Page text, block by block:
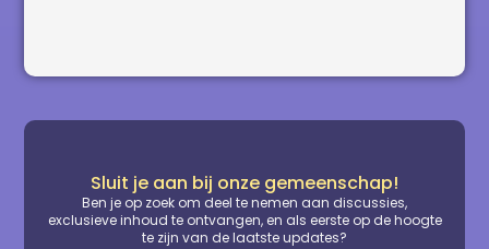
Sluit je aan bij onze gemeenschap!
Ben je op zoek om deel te nemen aan discussies,
exclusieve inhoud te ontvangen, en als eerste op de hoogte
te zijn van de laatste updates?